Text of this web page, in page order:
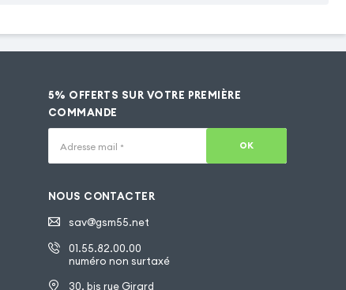
5% OFFERTS SUR VOTRE PREMIÈRE
COMMANDE
Adresse mail * OK
NOUS CONTACTER
sav@gsm55.net
01.55.82.00.00
numéro non surtaxé
30, bis rue Girard